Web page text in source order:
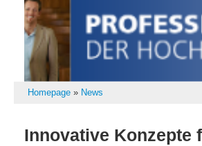
Homepage » News
Innovative Konzepte